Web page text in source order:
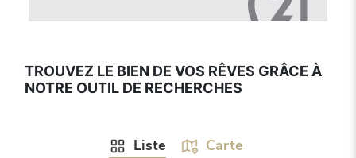
TROUVEZ LE BIEN DE VOS RÊVES GRÂCE À
NOTRE OUTIL DE RECHERCHES
Liste Carte